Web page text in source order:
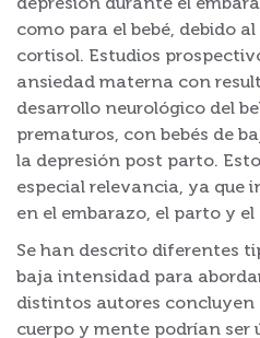
como para el bebé, debido
cortisol. Estudios
ansiedad materna con
desarrollo neurológico del
prematuros, con bebés de
la depresión post parto.
especial relevancia, ya que
en el embarazo, el parto y el
Se han descrito diferentes
baja intensidad para
distintos autores concluyen
cuerpo y mente podrían ser